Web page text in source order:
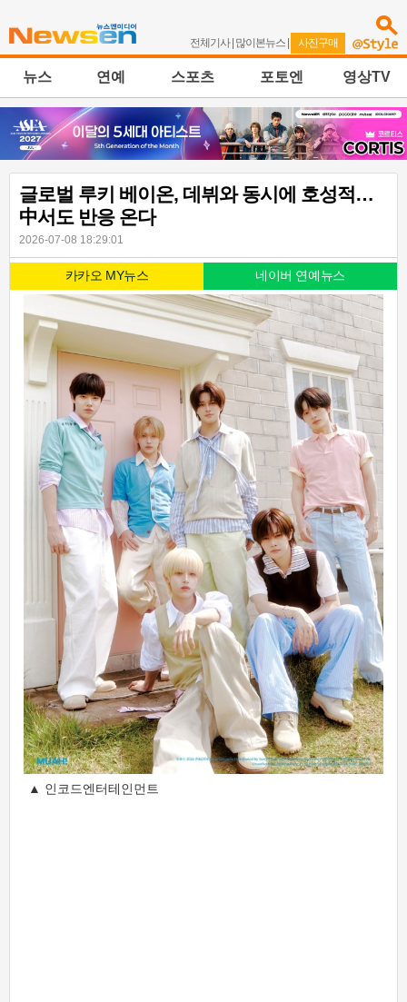
전체기사| 많이본뉴스 | 사진구매
뉴스 연예 스포츠 포토엔 영상TV
글로벌 루키 베이온, 데뷔와 동시에 호성적…
中서도 반응 온다
2026-07-08 18:29:01
카카오 MY뉴스 네이버 연예뉴스
▲ 인코드엔터테인먼트